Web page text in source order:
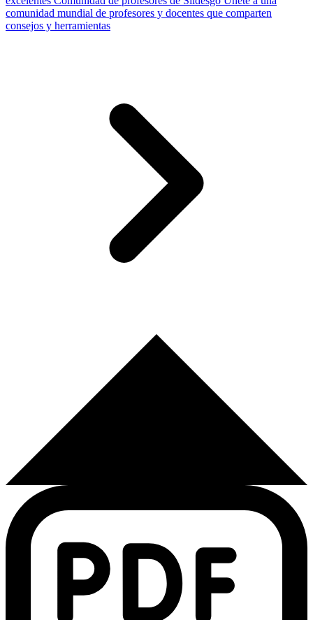
comunidad mundial de profesores y docentes que comparten
consejos y herramientas